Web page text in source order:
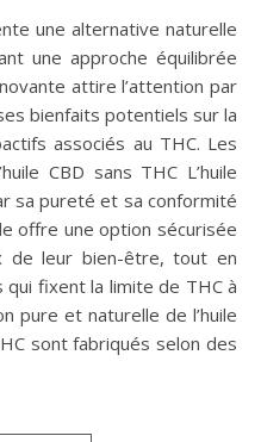
une approche équilibrée
attire l’attention par
bienfaits potentiels sur la
associés au THC. Les
CBD sans THC L’huile
sa pureté et sa conformité
offre une option sécurisée
de leur bien-être, tout en
fixent la limite de THC à
pure et naturelle de l’huile
sont fabriqués selon des